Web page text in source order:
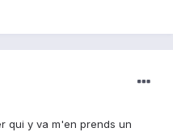
qui y va m'en prends un